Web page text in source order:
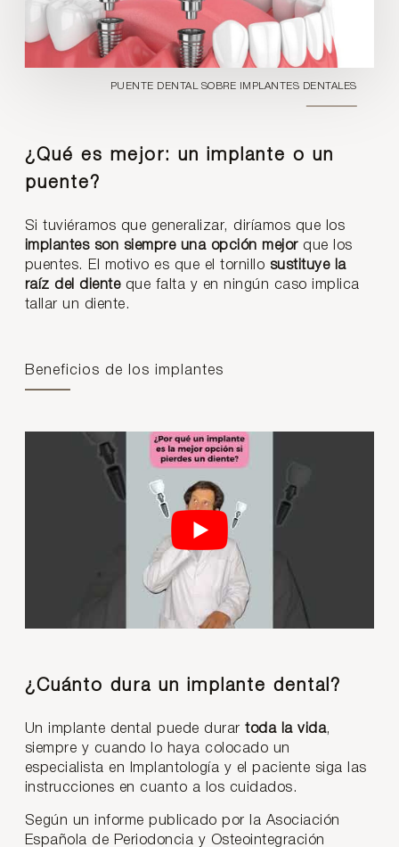
PUENTE DENTAL SOBRE IMPLANTES DENTALES
¿Qué es mejor: un implante o un
puente?
Si tuviéramos que generalizar, diríamos que los
implantes son siempre una opción mejorque los
puentes. El motivo es que el tornillo sustituye la
raíz del dienteque falta y en ningún caso implica
tallar un diente.
Beneficios de los implantes
¿Cuánto dura un implante dental?
Un implante dental puede durar toda la vida,
siempre y cuando lo haya colocado un
especialista en Implantología y el paciente siga las
instrucciones en cuanto a los cuidados.
Según un informe publicado por la Asociación
Española de Periodoncia y Osteointegración